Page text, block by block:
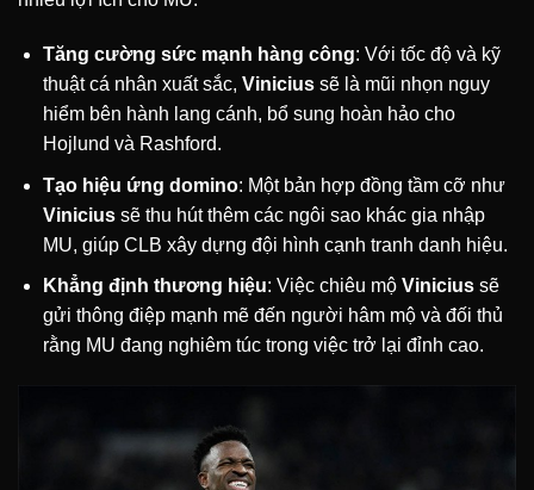
Tăng cường sức mạnh hàng công: Với tốc độ và kỹ
thuật cá nhân xuất sắc, Viniciussẽ là mũi nhọn nguy
hiểm bên hành lang cánh, bổ sung hoàn hảo cho
Hojlund và Rashford.
Tạo hiệu ứng domino: Một bản hợp đồng tầm cỡ như
Viniciussẽ thu hút thêm các ngôi sao khác gia nhập
MU, giúp CLB xây dựng đội hình cạnh tranh danh hiệu.
Khẳng định thương hiệu: Việc chiêu mộ Viniciussẽ
gửi thông điệp mạnh mẽ đến người hâm mộ và đối thủ
rằng MU đang nghiêm túc trong việc trở lại đỉnh cao.